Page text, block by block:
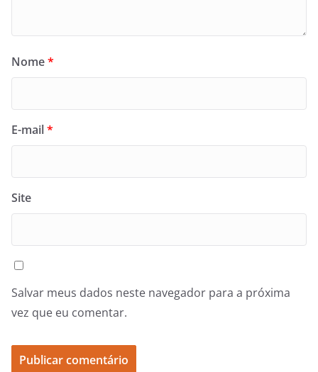
Nome*
E-mail*
Site
Salvar meus dados neste navegador para a próxima
vez que eu comentar.